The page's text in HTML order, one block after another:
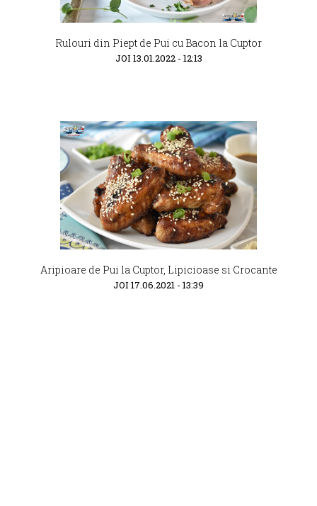
Rulouri din Piept de Pui cu Bacon la Cuptor
JOI 13.01.2022 - 12:13
Aripioare de Pui la Cuptor, Lipicioase si Crocante
JOI 17.06.2021 - 13:39